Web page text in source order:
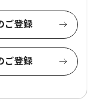
ご登録
ご登録